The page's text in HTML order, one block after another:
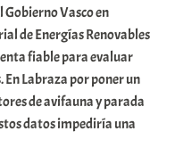
Vasco en
de Energías Renovables
fiable para evaluar
En Labraza por poner un
de avifauna y parada
datos impediría una